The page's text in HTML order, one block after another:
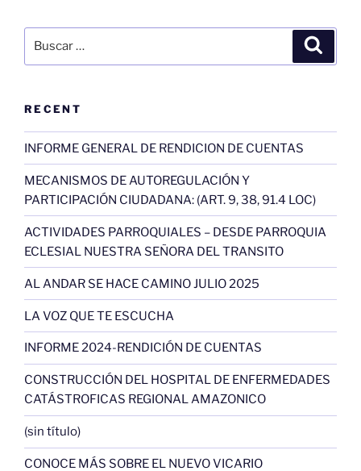
por:
RECENT
INFORME GENERAL DE RENDICION DE CUENTAS
MECANISMOS DE AUTOREGULACIÓN Y
PARTICIPACIÓN CIUDADANA: (ART. 9, 38, 91.4 LOC)
ACTIVIDADES PARROQUIALES – DESDE PARROQUIA
ECLESIAL NUESTRA SEÑORA DEL TRANSITO
AL ANDAR SE HACE CAMINO JULIO 2025
LA VOZ QUE TE ESCUCHA
INFORME 2024-RENDICIÓN DE CUENTAS
CONSTRUCCIÓN DEL HOSPITAL DE ENFERMEDADES
CATÁSTROFICAS REGIONAL AMAZONICO
(sin título)
CONOCE MÁS SOBRE EL NUEVO VICARIO